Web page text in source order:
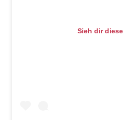
Sieh dir